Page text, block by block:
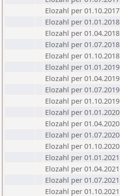
Elozahl per 01.10.2017
Elozahl per 01.01.2018
Elozahl per 01.04.2018
Elozahl per 01.07.2018
Elozahl per 01.10.2018
Elozahl per 01.01.2019
Elozahl per 01.04.2019
Elozahl per 01.07.2019
Elozahl per 01.10.2019
Elozahl per 01.01.2020
Elozahl per 01.04.2020
Elozahl per 01.07.2020
Elozahl per 01.10.2020
Elozahl per 01.01.2021
Elozahl per 01.04.2021
Elozahl per 01.07.2021
Elozahl per 01.10.2021